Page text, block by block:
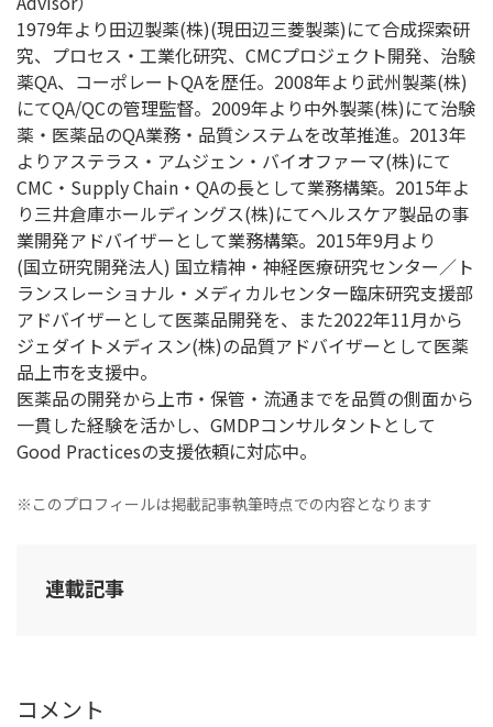
1979年より田辺製薬(株)(現田辺三菱製薬)にて合成探索研
究、プロセス・工業化研究、CMCプロジェクト開発、治験
薬QA、コーポレートQAを歴任。2008年より武州製薬(株)
にてQA/QCの管理監督。2009年より中外製薬(株)にて治験
薬・医薬品のQA業務・品質システムを改革推進。2013年
よりアステラス・アムジェン・バイオファーマ(株)にて
CMC・Supply Chain・QAの長として業務構築。2015年よ
り三井倉庫ホールディングス(株)にてヘルスケア製品の事
業開発アドバイザーとして業務構築。2015年9月より
(国立研究開発法人) 国立精神・神経医療研究センター／ト
ランスレーショナル・メディカルセンター臨床研究支援部
アドバイザーとして医薬品開発を、また2022年11月から
ジェダイトメディスン(株)の品質アドバイザーとして医薬
品上市を支援中。
医薬品の開発から上市・保管・流通までを品質の側面から
一貫した経験を活かし、GMDPコンサルタントとして
Good Practicesの支援依頼に対応中。
※このプロフィールは掲載記事執筆時点での内容となります
連載記事
コメント